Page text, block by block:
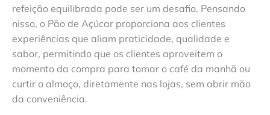
refeição equilibrada pode ser um desafio. Pensando
nisso, o Pão de Açúcar proporciona aos clientes
experiências que aliam praticidade, qualidade e
sabor, permitindo que os clientes aproveitem o
momento da compra para tomar o café da manhã ou
curtir o almoço, diretamente nas lojas, sem abrir mão
da conveniência.